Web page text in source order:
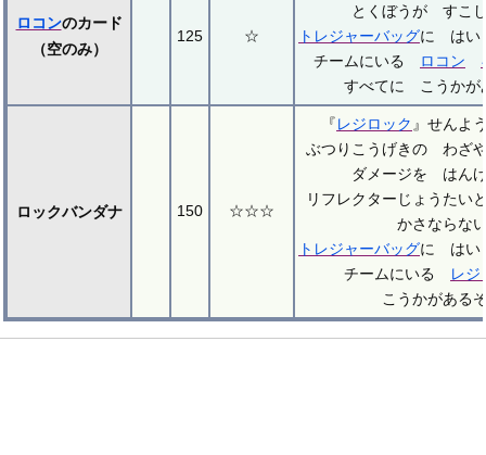
ロコンのカード
（空のみ）
125 ☆
とくぼうが すこ
トレジャーバッグに はい
チームにいる
ロコン
すべてに こうかが
ロックバンダナ 150 ☆☆☆
『レジロック 』せん
ぶつりこうげきの わざ
ダメージを はん
リフレクターじょうたい
かさならな
トレジャーバッグに はい
チームにいる
レジ
こうかがある